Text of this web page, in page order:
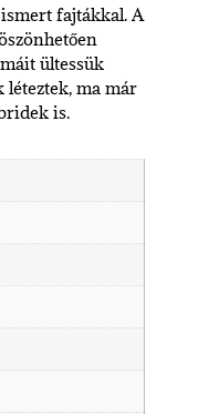
fajtákkal. A
ültessük
ma már
is.